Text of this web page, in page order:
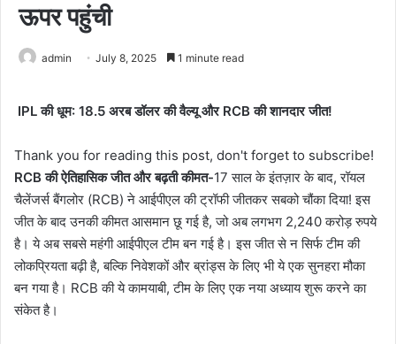
ऊपर पहुंची
admin July 8, 2025 1 minute read
IPL की धूम: 18.5 अरब डॉलर की वैल्यू और RCB की शानदार जीत!
Thank you for reading this post, don't forget to subscribe!
RCB की ऐतिहासिक जीत और बढ़ती कीमत-17 साल के इंतज़ार के बाद, रॉयल
चैलेंजर्स बैंगलोर (RCB) ने आईपीएल की ट्रॉफी जीतकर सबको चौंका दिया! इस
जीत के बाद उनकी कीमत आसमान छू गई है, जो अब लगभग 2,240 करोड़ रुपये
है। ये अब सबसे महंगी आईपीएल टीम बन गई है। इस जीत से न सिर्फ टीम की
लोकप्रियता बढ़ी है, बल्कि निवेशकों और ब्रांड्स के लिए भी ये एक सुनहरा मौका
बन गया है। RCB की ये कामयाबी, टीम के लिए एक नया अध्याय शुरू करने का
संकेत है।